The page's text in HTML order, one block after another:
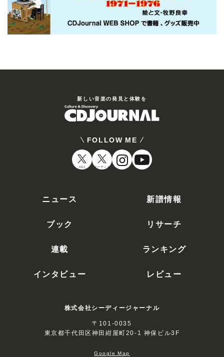
新しい⾳楽の発⾒と体験を
FOLLOW ME
CDJ オーディオ
ニュース 新譜情報
ブック リサーチ
連載 ランキング
インタビュー レビュー
株式会社シーディージャーナル
〒101-0035
東京都千代田区神田紺屋町20-1 神保ビル3F
Google Map